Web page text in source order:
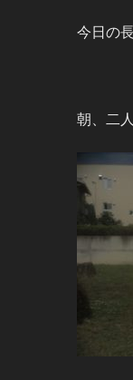
今日の
朝、二